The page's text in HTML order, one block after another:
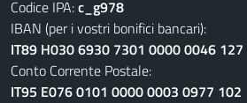
Codice IPA:c_g978
IBAN (per i vostri bonifici bancari):
IT89 H030 6930 7301 0000 0046 127
Conto Corrente Postale:
IT95 E076 0101 0000 0003 0977 102